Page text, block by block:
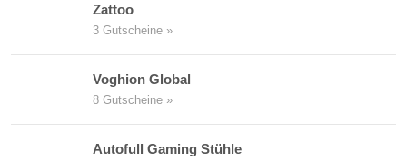
Zattoo
3 Gutscheine »
Voghion Global
8 Gutscheine »
Autofull Gaming Stühle